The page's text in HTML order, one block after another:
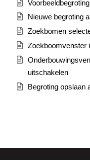
Nieuwe begroting
Zoekbomen
Zoekboomvenster
uitschakelen
Begroting opslaan